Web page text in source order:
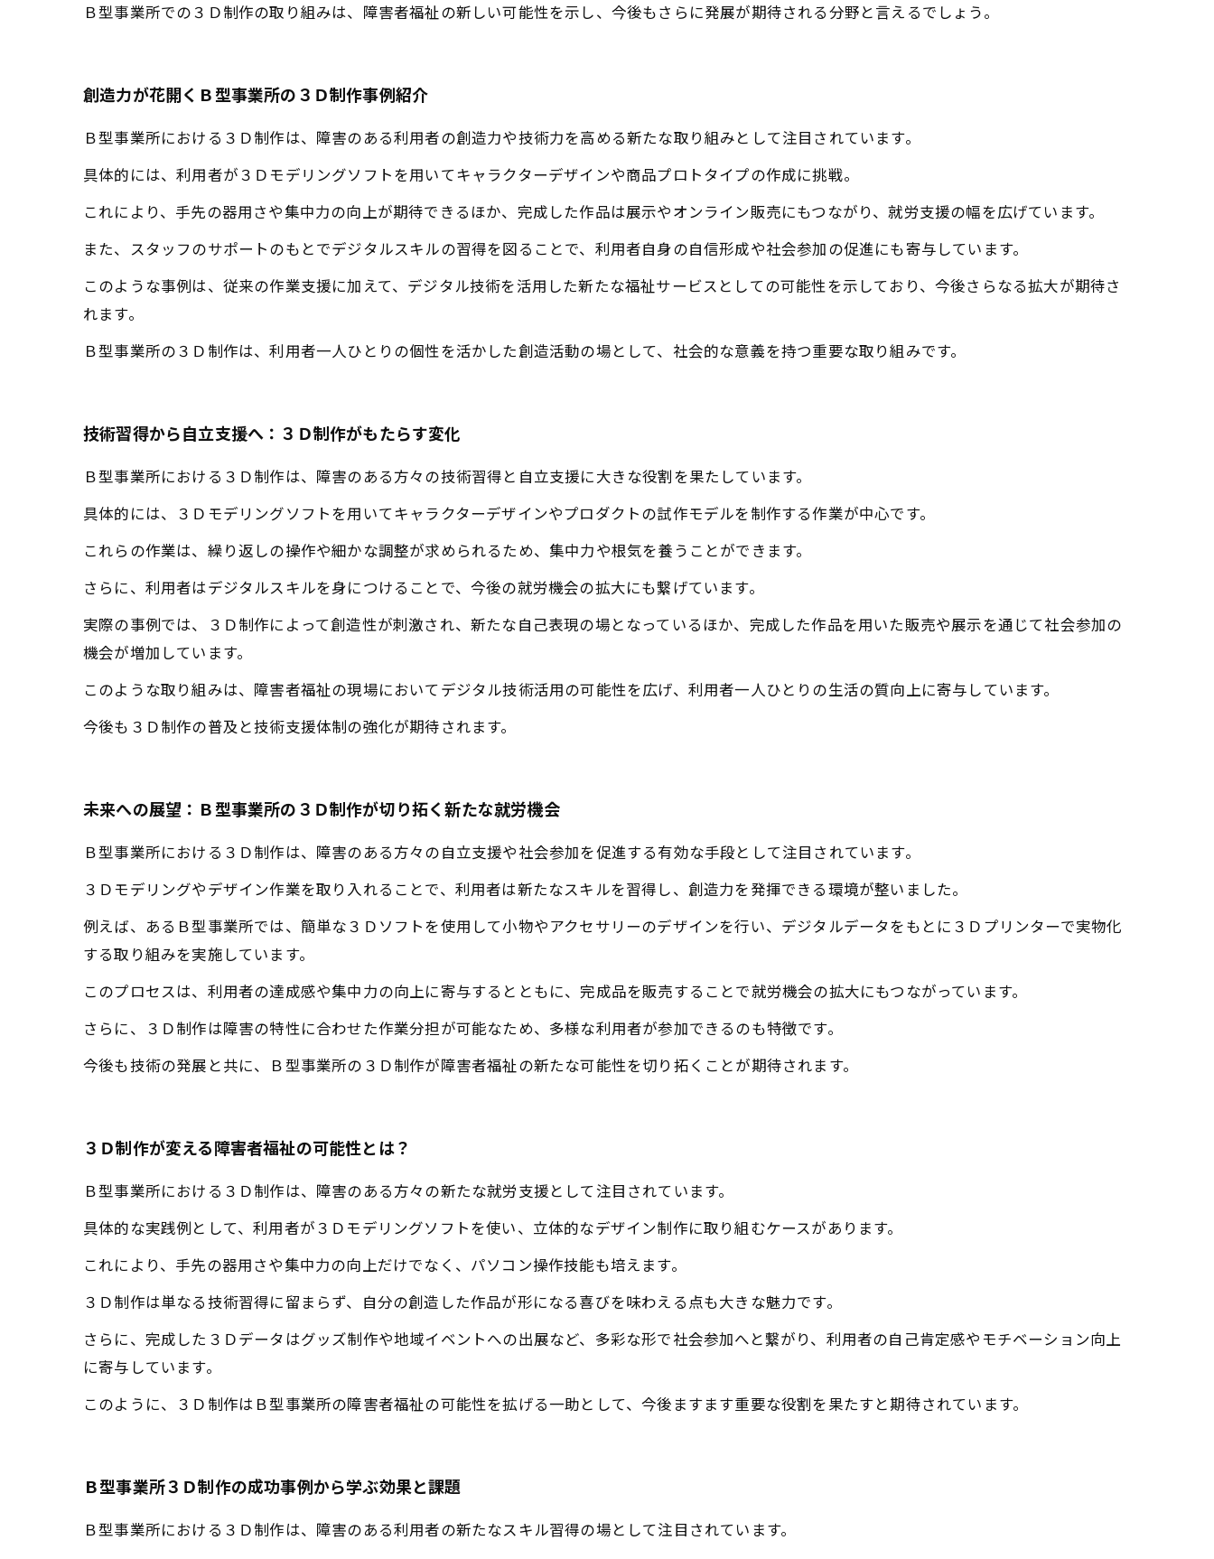
Ｂ型事業所での３Ｄ制作の取り組みは、障害者福祉の新しい可能性を示し、今後もさらに発展が期待される分野と言えるでしょう。
創造力が花開くＢ型事業所の３Ｄ制作事例紹介
Ｂ型事業所における３Ｄ制作は、障害のある利用者の創造力や技術力を高める新たな取り組みとして注目されています。
具体的には、利用者が３Ｄモデリングソフトを用いてキャラクターデザインや商品プロトタイプの作成に挑戦。
これにより、手先の器用さや集中力の向上が期待できるほか、完成した作品は展示やオンライン販売にもつながり、就労支援の幅を広げています。
また、スタッフのサポートのもとでデジタルスキルの習得を図ることで、利用者自身の自信形成や社会参加の促進にも寄与しています。
このような事例は、従来の作業支援に加えて、デジタル技術を活用した新たな福祉サービスとしての可能性を示しており、今後さらなる拡大が期待さ
れます。
Ｂ型事業所の３Ｄ制作は、利用者一人ひとりの個性を活かした創造活動の場として、社会的な意義を持つ重要な取り組みです。
技術習得から自立支援へ：３Ｄ制作がもたらす変化
Ｂ型事業所における３Ｄ制作は、障害のある方々の技術習得と自立支援に大きな役割を果たしています。
具体的には、３Ｄモデリングソフトを用いてキャラクターデザインやプロダクトの試作モデルを制作する作業が中心です。
これらの作業は、繰り返しの操作や細かな調整が求められるため、集中力や根気を養うことができます。
さらに、利用者はデジタルスキルを身につけることで、今後の就労機会の拡大にも繋げています。
実際の事例では、３Ｄ制作によって創造性が刺激され、新たな自己表現の場となっているほか、完成した作品を用いた販売や展示を通じて社会参加の
機会が増加しています。
このような取り組みは、障害者福祉の現場においてデジタル技術活用の可能性を広げ、利用者一人ひとりの生活の質向上に寄与しています。
今後も３Ｄ制作の普及と技術支援体制の強化が期待されます。
未来への展望：Ｂ型事業所の３Ｄ制作が切り拓く新たな就労機会
Ｂ型事業所における３Ｄ制作は、障害のある方々の自立支援や社会参加を促進する有効な手段として注目されています。
３Ｄモデリングやデザイン作業を取り入れることで、利用者は新たなスキルを習得し、創造力を発揮できる環境が整いました。
例えば、あるＢ型事業所では、簡単な３Ｄソフトを使用して小物やアクセサリーのデザインを行い、デジタルデータをもとに３Ｄプリンターで実物化
する取り組みを実施しています。
このプロセスは、利用者の達成感や集中力の向上に寄与するとともに、完成品を販売することで就労機会の拡大にもつながっています。
さらに、３Ｄ制作は障害の特性に合わせた作業分担が可能なため、多様な利用者が参加できるのも特徴です。
今後も技術の発展と共に、Ｂ型事業所の３Ｄ制作が障害者福祉の新たな可能性を切り拓くことが期待されます。
３Ｄ制作が変える障害者福祉の可能性とは？
Ｂ型事業所における３Ｄ制作は、障害のある方々の新たな就労支援として注目されています。
具体的な実践例として、利用者が３Ｄモデリングソフトを使い、立体的なデザイン制作に取り組むケースがあります。
これにより、手先の器用さや集中力の向上だけでなく、パソコン操作技能も培えます。
３Ｄ制作は単なる技術習得に留まらず、自分の創造した作品が形になる喜びを味わえる点も大きな魅力です。
さらに、完成した３Ｄデータはグッズ制作や地域イベントへの出展など、多彩な形で社会参加へと繋がり、利用者の自己肯定感やモチベーション向上
に寄与しています。
このように、３Ｄ制作はＢ型事業所の障害者福祉の可能性を拡げる一助として、今後ますます重要な役割を果たすと期待されています。
Ｂ型事業所３Ｄ制作の成功事例から学ぶ効果と課題
Ｂ型事業所における３Ｄ制作は、障害のある利用者の新たなスキル習得の場として注目されています。